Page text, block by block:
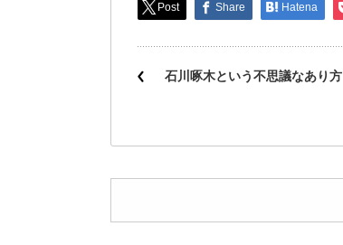
Post Share Hatena
石川啄木という不思議なあり方